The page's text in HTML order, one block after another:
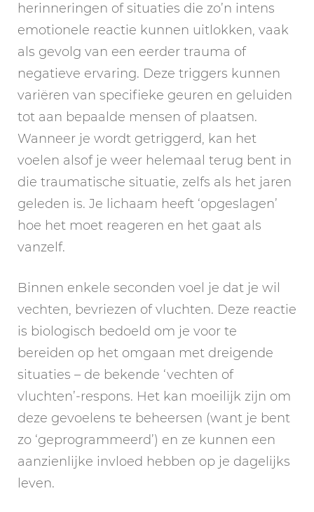
herinneringen of situaties die zo’n intens
emotionele reactie kunnen uitlokken, vaak
als gevolg van een eerder trauma of
negatieve ervaring. Deze triggers kunnen
variëren van specifieke geuren en geluiden
tot aan bepaalde mensen of plaatsen.
Wanneer je wordt getriggerd, kan het
voelen alsof je weer helemaal terug bent in
die traumatische situatie, zelfs als het jaren
geleden is. Je lichaam heeft ‘opgeslagen’
hoe het moet reageren en het gaat als
vanzelf.
Binnen enkele seconden voel je dat je wil
vechten, bevriezen of vluchten. Deze reactie
is biologisch bedoeld om je voor te
bereiden op het omgaan met dreigende
situaties – de bekende ‘vechten of
vluchten’-respons. Het kan moeilijk zijn om
deze gevoelens te beheersen (want je bent
zo ‘geprogrammeerd’) en ze kunnen een
aanzienlijke invloed hebben op je dagelijks
leven.